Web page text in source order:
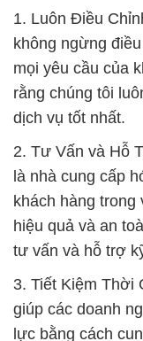
1. Luôn Điều
không ngừng
mọi yêu cầu của
rằng chúng tôi
dịch vụ tốt nhất.
2. Tư Vấn và Hỗ
là nhà cung cấp
khách hàng
hiệu quả và an
tư vấn và hỗ trợ
3. Tiết Kiệm Thời
giúp các doanh
lực bằng cách